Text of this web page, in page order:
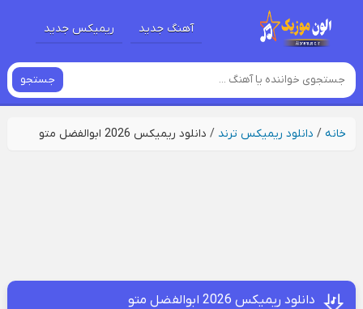
آهنگ جدید ریمیکس جدید
جستجو
خانه/ دانلود ریمیکس ترند / دانلود ریمیکس 2026 ابوالفضل متو
دانلود ریمیکس 2026 ابوالفضل متو